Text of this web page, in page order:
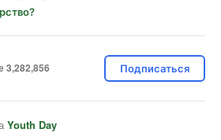
3,282,856
Подписаться
Youth Day